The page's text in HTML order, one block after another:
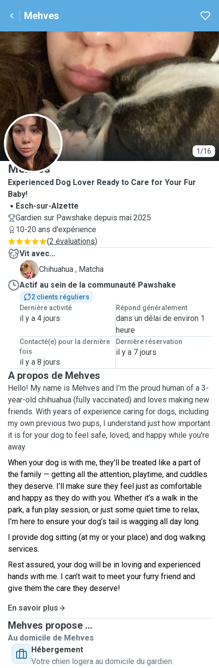
Mehves
1/16
M
Mehves
Experienced Dog Lover Ready to Care for Your Fur
Baby!
Esch-sur-Alzette
Gardien sur Pawshake depuis mai 2025
10-20 ans d'expérience
(2 évaluations)
Vit avec...
M
Chihuahua , Matcha
Actif au sein de la communauté Pawshake
2 clients réguliers
Dernière activité
il y a 4 jours
Répond généralement
dans un délai de environ 1
heure
Contacté(e) pour la dernière
fois
il y a 8 jours
Dernière réservation
il y a 7 jours
A propos de Mehves
Hello! My name is Mehves and I’m the proud human of a 3-
year-old chihuahua (fully vaccinated) and loves making new
friends. With years of experience caring for dogs, including
my own previous two pups, I understand just how important
it is for your dog to feel safe, loved, and happy while you're
away.
When your dog is with me, they'll be treated like a part of
the family — getting all the attention, playtime, and cuddles
they deserve. I’ll make sure they feel just as comfortable
and happy as they do with you. Whether it’s a walk in the
park, a fun play session, or just some quiet time to relax,
I’m here to ensure your dog’s tail is wagging all day long.
I provide dog sitting (at my or your place) and dog walking
services.
Rest assured, your dog will be in loving and experienced
hands with me. I can’t wait to meet your furry friend and
give them the care they deserve!
En savoir plus
Mehves propose ...
Au domicile de Mehves
Hébergement
Votre chien logera au domicile du gardien.